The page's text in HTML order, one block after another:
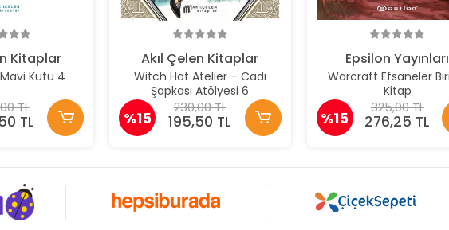
Kitaplar
Kutu 4
TL
TL
Akıl Çelen Kitaplar
Witch Hat Atelier – Cadı
Şapkası Atölyesi 6
%15
230,00 TL
195,50 TL
Epsilon Yayınları
Warcraft Efsaneler Birinci
Kitap
%15
325,00 TL
276,25 TL